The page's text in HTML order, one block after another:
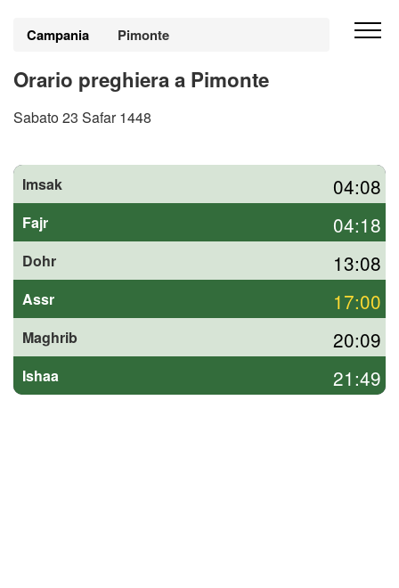
Campania Pimonte
Orario preghiera a Pimonte
Sabato 23 Safar 1448
Imsak 04:08
Fajr 04:18
Dohr 13:08
Assr 17:00
Maghrib 20:09
Ishaa 21:49